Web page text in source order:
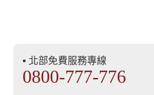
▪ 北部免費服務專線
0800-777-776